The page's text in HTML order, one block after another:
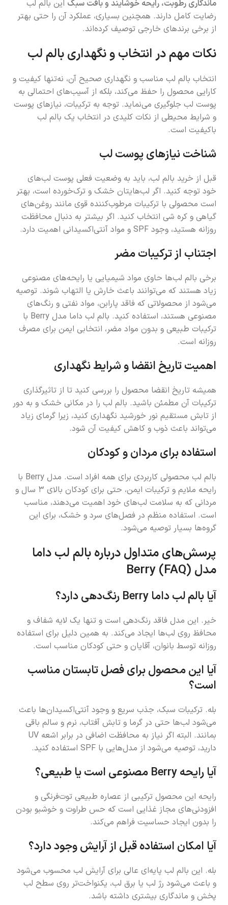
ماندگاری رطوبت، رایحه خوشایند و بافت سبک این بالم لب
رضایت کامل دارند. همچنین بسیاری، عملکرد آن را حتی بهتر
از برخی برندهای خارجی توصیف کرده‌اند.
نکات مهم در انتخاب و نگهداری بالم لب
انتخاب بالم لب مناسب و نگهداری صحیح آن، نه‌تنها کیفیت و
کارایی محصول را حفظ می‌کند، بلکه از آسیب‌های احتمالی به
پوست لب جلوگیری می‌نماید. توجه به ترکیبات، نیازهای پوست
و شرایط محیطی از نکات کلیدی در انتخاب یک بالم لب
باکیفیت است.
شناخت نیازهای پوست لب
قبل از خرید بالم لب، باید به وضعیت فعلی پوست لب‌های
خود توجه کنید. اگر لب‌هایتان خشک و ترک‌خورده است، بهتر
است محصولی با ترکیبات مرطوب‌کننده قوی مانند روغن‌های
گیاهی و کره شی انتخاب کنید. اگر بیشتر به دنبال محافظت
روزانه هستید، وجود SPF و مواد آنتی‌اکسیدانی اهمیت دارد.
اجتناب از ترکیبات مضر
برخی بالم لب‌ها حاوی مواد شیمیایی یا رایحه‌های مصنوعی
زیاد هستند که می‌توانند باعث خارش یا التهاب شوند. توصیه
می‌شود از محصولاتی که فاقد پارابن، مواد نفتی و رنگ‌های
مصنوعی هستند، استفاده کنید. بالم لب داما مدل Berry با
ترکیبات طبیعی و بدون مواد مضر، انتخابی ایمن برای مصرف
روزانه است.
اهمیت تاریخ انقضا و شرایط نگهداری
همیشه تاریخ انقضا محصول را بررسی کنید تا از تاثیرگذاری
ترکیبات آن مطمئن باشید. بالم لب را در مکانی خشک و به دور
از تابش مستقیم نور خورشید نگهداری کنید، زیرا گرمای زیاد
می‌تواند باعث ذوب و کاهش کیفیت آن شود.
استفاده برای مردان و کودکان
بالم لب محصولی کاربردی برای همه افراد است. مدل Berry با
رایحه ملایم و ترکیبات ایمن، حتی برای کودکان بالای ۳ سال و
مردانی که به سلامت لب‌های خود اهمیت می‌دهند، مناسب
است. استفاده منظم در فصل‌های سرد و خشک، برای این
گروه‌ها بسیار توصیه می‌شود.
پرسش‌های متداول درباره بالم لب داما
مدل Berry (FAQ)
آیا بالم لب داما Berry رنگ‌دهی دارد؟
خیر. این مدل فاقد رنگ‌دهی است و تنها یک لایه شفاف و
محافظ روی لب‌ها ایجاد می‌کند. به همین دلیل برای استفاده
روزانه توسط بانوان، آقایان و حتی کودکان مناسب است.
آیا این محصول برای فصل تابستان مناسب
است؟
بله. ترکیبات سبک، جذب سریع و وجود آنتی‌اکسیدان‌ها باعث
می‌شود لب‌ها حتی در گرما و تابش آفتاب، نرم و سالم باقی
بمانند. البته اگر نیاز به محافظت اضافی در برابر اشعه UV
دارید، توصیه می‌شود از مدل‌هایی با SPF استفاده کنید.
آیا رایحه Berry مصنوعی است یا طبیعی؟
رایحه این محصول ترکیبی از عصاره طبیعی توت‌فرنگی و
افزودنی‌های مجاز غذایی است که حس طراوت و خوشبو بودن
را بدون ایجاد حساسیت فراهم می‌کند.
آیا امکان استفاده قبل از آرایش وجود دارد؟
بله. این بالم لب پایه‌ای عالی برای آرایش لب محسوب می‌شود
و باعث می‌شود رژ لب یا برق لب، یکنواخت‌تر روی سطح لب
پخش و ماندگاری بیشتری داشته باشد.